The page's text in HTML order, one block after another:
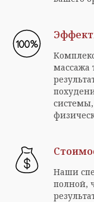
массажа
Наши
полной,